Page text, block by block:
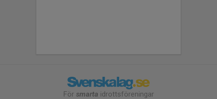
För smarta idrottsföreningar